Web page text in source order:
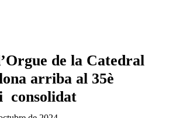
de la Catedral
arriba al 35è
consolidat